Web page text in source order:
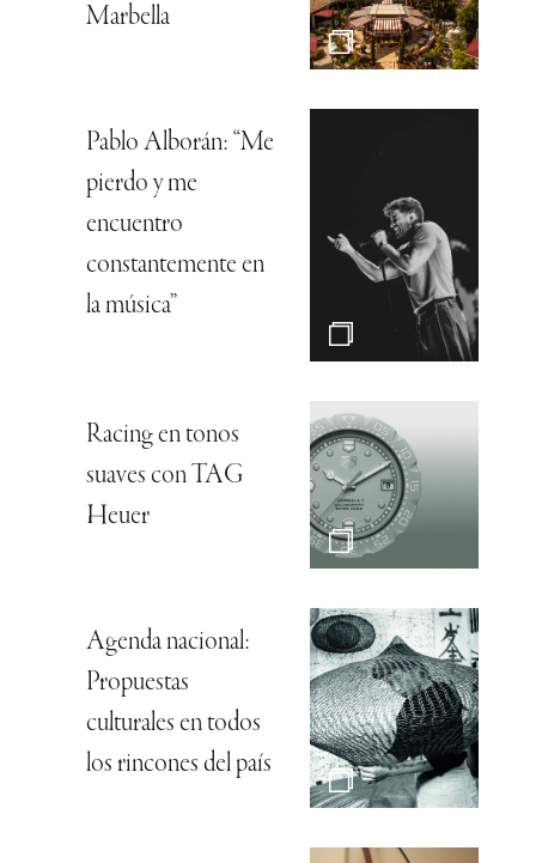
Marbella
Pablo Alborán: “Me
pierdo y me
encuentro
constantemente en
la música”
Racing en tonos
suaves con TAG
Heuer
Agenda nacional:
Propuestas
culturales en todos
los rincones del país